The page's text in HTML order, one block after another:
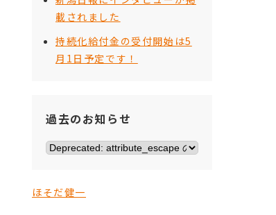
載されました
持続化給付金の受付開始は5
月1日予定です！
過去のお知らせ
ほそだ健一